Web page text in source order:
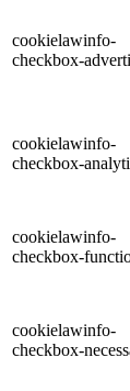
cookielawinfo-
checkbox-
cookielawinfo-
checkbox-
cookielawinfo-
checkbox-
cookielawinfo-
checkbox-